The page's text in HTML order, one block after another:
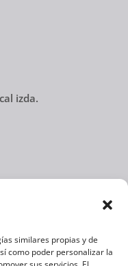
similares propias y de
como poder personalizar la
izda.
Godina